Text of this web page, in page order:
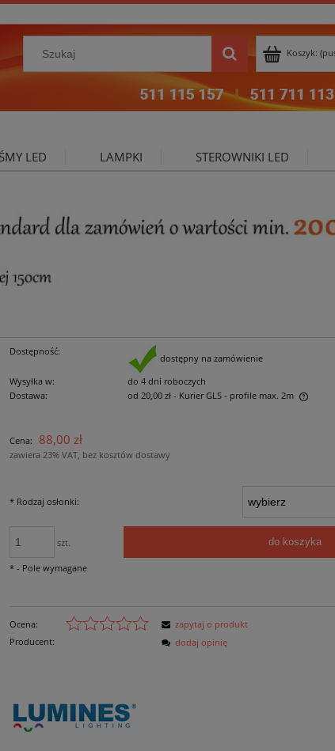
Koszyk:
LED LAMPKI STEROWNIKI LED
Dostępność:
dostępny na zamówienie
Wysyłka w:
do 4 dni roboczych
Dostawa:
od 20,00 zł - Kurier GLS - profile max. 2m
Cena: 88,00 zł
zawiera 23% VAT, bez kosztów dostawy
*Rodzaj osłonki:
szt. do koszyka
*- Pole wymagane
Ocena:
Producent:
zapytaj o produkt
dodaj opinię